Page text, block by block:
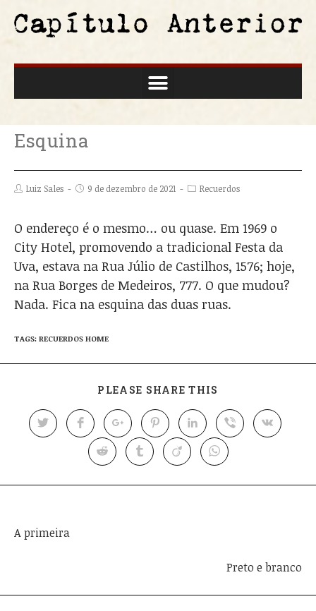
Esquina
Luiz Sales 9 de dezembro de 2021 Recuerdos
O endereço é o mesmo… ou quase. Em 1969 o
City Hotel, promovendo a tradicional Festa da
Uva, estava na Rua Júlio de Castilhos, 1576; hoje,
na Rua Borges de Medeiros, 777. O que mudou?
Nada. Fica na esquina das duas ruas.
TAGS: RECUERDOS HOME
PLEASE SHARE THIS
A primeira
Preto e branco